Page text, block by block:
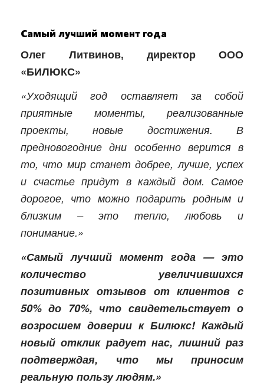
Самый лучший момент года
Олег Литвинов, директор ООО
«БИЛЮКС»
«Уходящий год оставляет за собой
приятные моменты, реализованные
проекты, новые достижения. В
предновогодние дни особенно верится в
то, что мир станет добрее, лучше, успех
и счастье придут в каждый дом. Самое
дорогое, что можно подарить родным и
близким – это тепло, любовь и
понимание.»
«Самый лучший момент года — это
количество увеличившихся
позитивных отзывов от клиентов c
50% до 70%, что свидетельствует о
возросшем доверии к Билюкс! Каждый
новый отклик радует нас, лишний раз
подтверждая, что мы приносим
реальную пользу людям.»